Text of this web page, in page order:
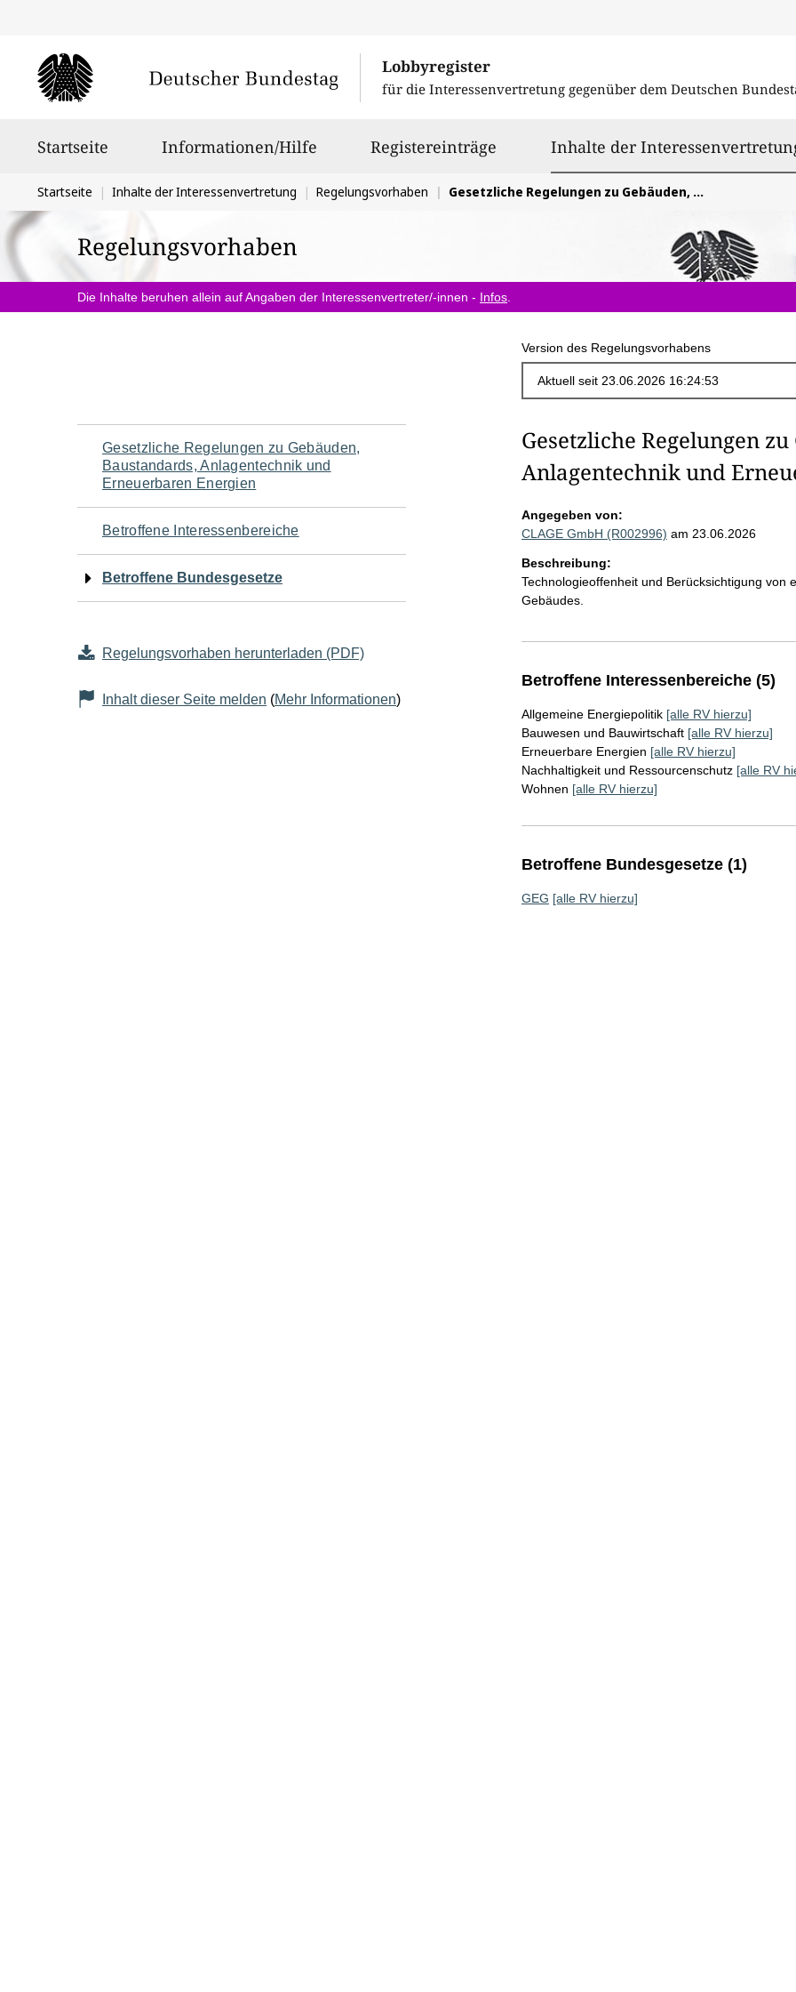
Lobbyregister
für die Interessenvertretung gegenüber dem Deutschen
Startseite Informationen/Hilfe Registereinträge Inhalte der
Sie
befinden
sich
hier:
Startseite Inhalte der Interessenvertretung Regelungsvorhaben Gesetzliche Regelungen zu Gebäuden, Baustandards, Anlagentechnik und Erneuerbaren Energien
Regelungsvorhaben
Die Inhalte beruhen allein auf Angaben der Interessenvertreter/-innen - Infos
Version des Regelungsvorhabens
Navigation
für
den
Seiteninhalt
Gesetzliche Regelungen zu Gebäuden,
Baustandards, Anlagentechnik und
Erneuerbaren Energien
Betroffene Interessenbereiche
Betroffene Bundesgesetze
Regelungsvorhaben herunterladen (PDF)
Inhalt dieser Seite melden (Mehr Informationen)
Gesetzliche Regelungen
Anlagentechnik und
Angegeben von:
CLAGE GmbH (R002996) am 23.06.2026
Beschreibung:
Technologieoffenheit und Berücksichtigung von
Gebäudes.
Betroffene Interessenbereiche (5)
Allgemeine Energiepolitik [alle RV hierzu]
Bauwesen und Bauwirtschaft [alle RV hierzu]
Erneuerbare Energien [alle RV hierzu]
Nachhaltigkeit und Ressourcenschutz [alle RV
Wohnen [alle RV hierzu]
Betroffene Bundesgesetze (1)
GEG [alle RV hierzu]